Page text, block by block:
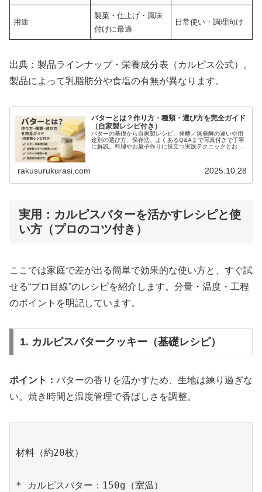
用途
製菓・仕上げ・風味
付けに最適
日常使い・調理向け
出典：製品ラインナップ・栄養成分表（カルピス公式）。
製品によって乳脂肪分や食塩の有無が異なります。
バターとは？作り方・種類・選び方を完全ガイド
（自家製レシピ付き）
バターの基礎から自家製レシピ、発酵／無発酵の違いや用
途別の選び方、保存法、よくあるQ&Aまで写真付きで丁寧
に解説。料理やお菓子作りに役立つ実践テクニックとおす
rakusurukurasi.com 2025.10.28
実用：カルピスバターを活かすレシピと使
い方（プロのコツ付き）
ここでは家庭で差が出る簡単で効果的な使い方と、すぐ試
せる“プロ目線”のレシピを紹介します。分量・温度・工程
のポイントを明記しています。
1. カルピスバタークッキー（基礎レシピ）
ポイント： バターの香りを活かすため、生地は練り過ぎな
い。焼き時間と温度管理で香ばしさを調整。
材料（約20枚）
* カルピスバター：150g（室温）